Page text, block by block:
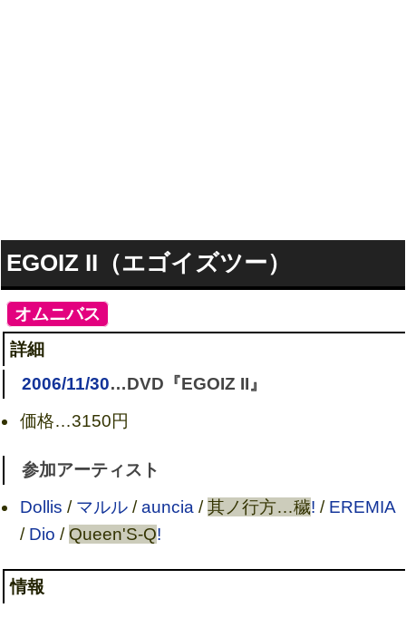
EGOIZ II（エゴイズツー）
オムニバス
詳細
2006/11/30…DVD『EGOIZ II』
価格…3150円
参加アーティスト
Dollis / マルル/auncia /其ノ行方…穢! / EREMIA
/ Dio / Queen'S-Q!
情報